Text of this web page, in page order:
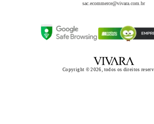
sac.ecommerce@vivara.com.br
Copyright © 2026, todos os direitos